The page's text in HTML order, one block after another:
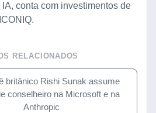
conta com investimentos de
RELACIONADOS
britânico Rishi Sunak assume
conselheiro na Microsoft e na
Anthropic